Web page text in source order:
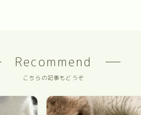
Recommend
こちらの記事もどうぞ